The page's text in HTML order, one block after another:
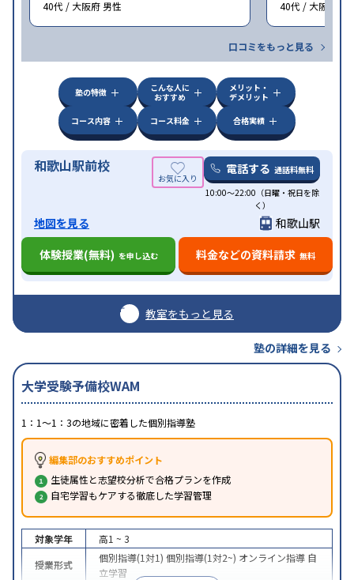
40代 / 大阪府 男性 40代 / 大阪府 女
口コミをもっと見る
塾の特徴
こんな人に
おすすめ
メリット・
デメリット
コース内容
コース料金 合格実績
和歌山駅前校 電話する 通話料無料
10:00～22:00（日曜・祝日を除
く）
地図を見る
和歌山駅
体験授業(無料) を申し込む 料金などの資料請求 無料
教室をもっと見る
塾の詳細を見る
大学受験予備校WAM
1：1～1：3の地域に密着した個別指導塾
編集部のおすすめポイント
生徒属性と志望校分析で合格プランを作成
自宅学習もケアする徹底した学習管理
対象学年
高1 ~ 3
授業形式
個別指導(1対1) 個別指導(1対2~) オンライン指導 自
立学習